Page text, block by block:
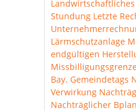
Stundung Letzte
Lärmschutzanlage
endgültigen
Bay. Gemeindetags
Verwirkung
Nachträglicher Bplan